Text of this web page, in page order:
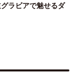
ラビアで魅せるダ